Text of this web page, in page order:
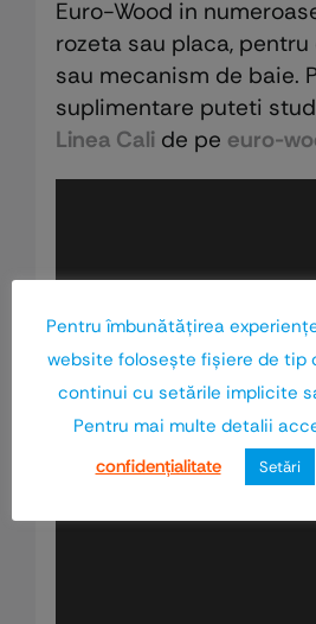
Euro-Wood in
rozeta sau placa,
sau mecanism de baie.
suplimentare puteti
Linea Calide pe euro-
Pentru îmbunătăţirea
website foloseşte fişiere de tip
continui cu setările implicite
Pentru mai multe detalii
confidenţialitate
Setări